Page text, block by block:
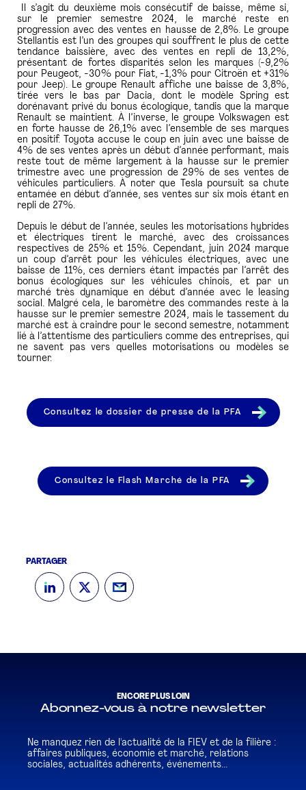
Il s’agit du deuxième mois consécutif de baisse, même si,
sur le premier semestre 2024, le marché reste en
progression avec des ventes en hausse de 2,8%. Le groupe
Stellantis est l’un des groupes qui souffrent le plus de cette
tendance baissière, avec des ventes en repli de 13,2%,
présentant de fortes disparités selon les marques (-9,2%
pour Peugeot, -30% pour Fiat, -1,3% pour Citroën et +31%
pour Jeep). Le groupe Renault affiche une baisse de 3,8%,
tirée vers le bas par Dacia, dont le modèle Spring est
dorénavant privé du bonus écologique, tandis que la marque
Renault se maintient. À l’inverse, le groupe Volkswagen est
en forte hausse de 26,1% avec l’ensemble de ses marques
en positif. Toyota accuse le coup en juin avec une baisse de
4% de ses ventes après un début d’année performant, mais
reste tout de même largement à la hausse sur le premier
trimestre avec une progression de 29% de ses ventes de
véhicules particuliers. À noter que Tesla poursuit sa chute
entamée en début d’année, ses ventes sur six mois étant en
repli de 27%.
Depuis le début de l’année, seules les motorisations hybrides
et électriques tirent le marché, avec des croissances
respectives de 25% et 15%. Cependant, juin 2024 marque
un coup d’arrêt pour les véhicules électriques, avec une
baisse de 11%, ces derniers étant impactés par l’arrêt des
bonus écologiques sur les véhicules chinois, et par un
marché très dynamique en début d’année avec le leasing
social. Malgré cela, le baromètre des commandes reste à la
hausse sur le premier semestre 2024, mais le tassement du
marché est à craindre pour le second semestre, notamment
lié à l’attentisme des particuliers comme des entreprises, qui
ne savent pas vers quelles motorisations ou modèles se
tourner.
Consultez le dossier de presse de la PFA
Consultez le Flash Marché de la PFA
PARTAGER
ENCORE PLUS LOIN
Abonnez-vous à notre newsletter
Ne manquez rien de l'actualité de la FIEV et de la filière :
affaires publiques, économie et marché, relations
sociales, actualités adhérents, événements...